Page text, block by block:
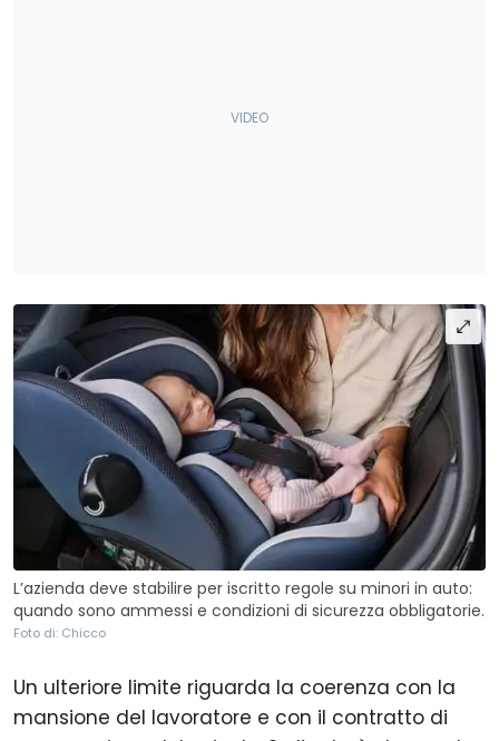
L’azienda deve stabilire per iscritto regole su minori in auto:
quando sono ammessi e condizioni di sicurezza obbligatorie.
Foto di: Chicco
Un ulteriore limite riguarda la coerenza con la
mansione del lavoratore e con il contratto di